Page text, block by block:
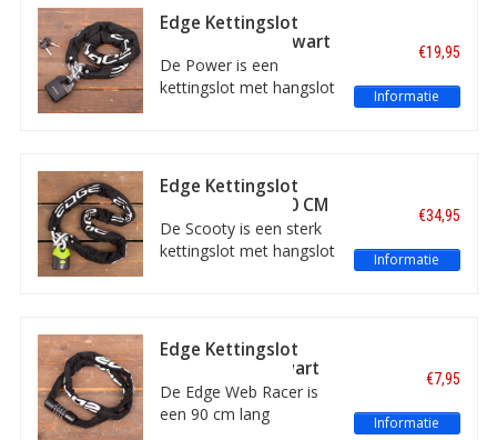
kettingschakels van 6
mm dik.
Edge Kettingslot
Power 120 CM Zwart
De Power is een
kettingslot met hangslot
van 10mm. Inclusief
twee sleutels.
€19,95
Informatie
Edge Kettingslot
Scooty ART4 120 CM
Zwart
De Scooty is een sterk
kettingslot met hangslot
beschermhoes,
stofkapje,
waterbestendig slot en
kettingschakels van 10
mm dik. Inclusief twee
€34,95
Informatie
Edge Kettingslot
Web Race 90 Zwart
De Edge Web Racer is
een 90 cm lang
€7,95
Informatie